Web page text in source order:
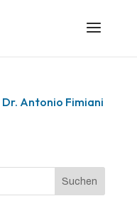
Antonio Fimiani
Suchen